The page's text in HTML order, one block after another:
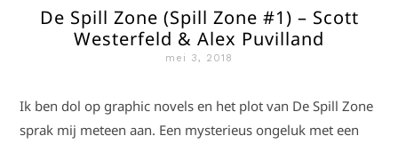
De Spill Zone (Spill Zone #1) – Scott
Westerfeld & Alex Puvilland
mei 3, 2018
Ik ben dol op graphic novels en het plot van De Spill Zone
sprak mij meteen aan. Een mysterieus ongeluk met een